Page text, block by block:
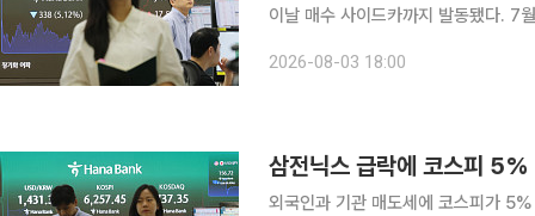
이날 매수 사이드카까지 발동됐다. 7
달 새 196.82포인트(21.44%) 급락
2026-08-03 18:00
삼전닉스 급락에 코스피
외국인과 기관 매도세에 코스피가